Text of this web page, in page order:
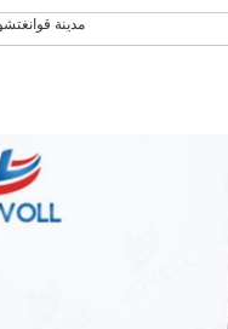
مدينة